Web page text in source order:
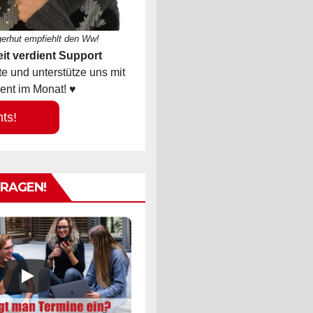
empfiehlt den Ww!
verdient Support
und unterstütze uns mit
im Monat! ♥